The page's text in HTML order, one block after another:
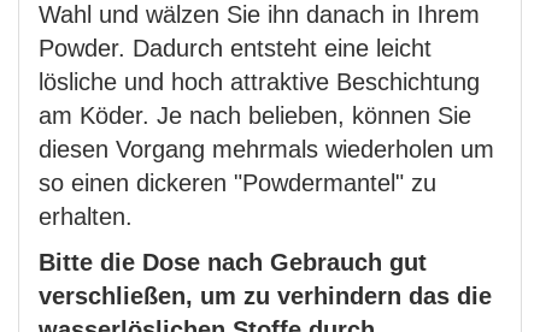
Wahl und wälzen Sie ihn danach in Ihrem
Powder. Dadurch entsteht eine leicht
lösliche und hoch attraktive Beschichtung
am Köder. Je nach belieben, können Sie
diesen Vorgang mehrmals wiederholen um
so einen dickeren "Powdermantel" zu
erhalten.
Bitte die Dose nach Gebrauch gut
verschließen, um zu verhindern das die